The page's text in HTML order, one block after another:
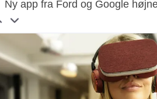
Ny app fra Ford og Google